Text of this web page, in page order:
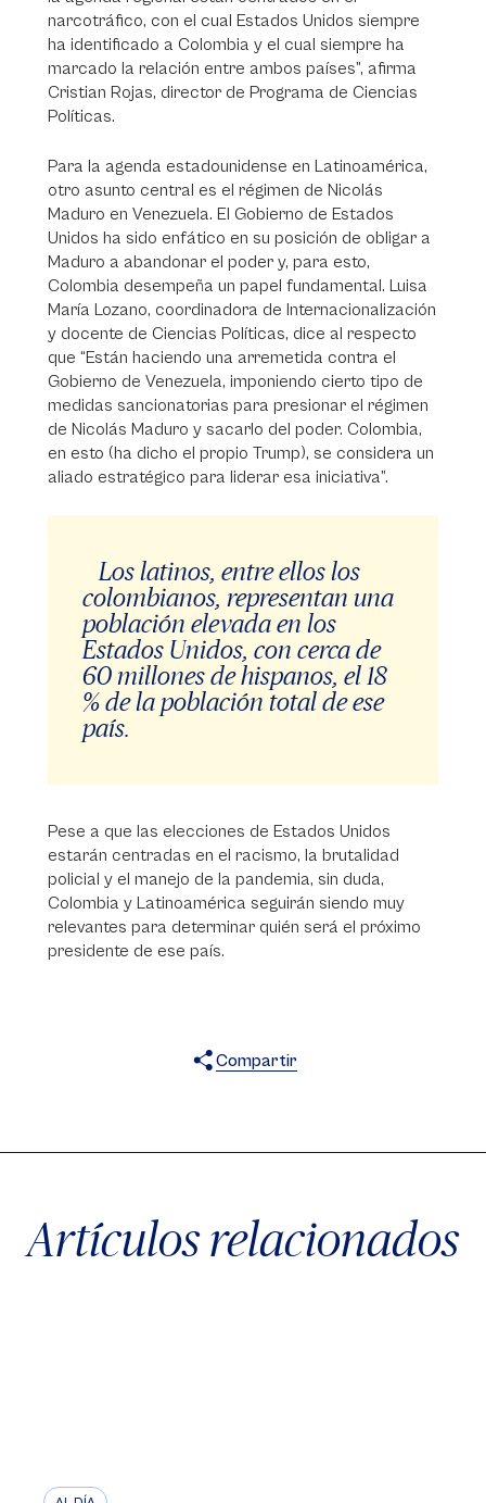
narcotráfico, con el cual Estados Unidos siempre
ha identificado a Colombia y el cual siempre ha
marcado la relación entre ambos países”, afirma
Cristian Rojas, director de Programa de Ciencias
Políticas.
Para la agenda estadounidense en Latinoamérica,
otro asunto central es el régimen de Nicolás
Maduro en Venezuela. El Gobierno de Estados
Unidos ha sido enfático en su posición de obligar a
Maduro a abandonar el poder y, para esto,
Colombia desempeña un papel fundamental. Luisa
María Lozano, coordinadora de Internacionalización
y docente de Ciencias Políticas, dice al respecto
que “Están haciendo una arremetida contra el
Gobierno de Venezuela, imponiendo cierto tipo de
medidas sancionatorias para presionar el régimen
de Nicolás Maduro y sacarlo del poder. Colombia,
en esto (ha dicho el propio Trump), se considera un
aliado estratégico para liderar esa iniciativa”.
Los latinos, entre ellos los
colombianos, representan una
población elevada en los
Estados Unidos, con cerca de
60 millones de hispanos, el 18
% de la población total de ese
país.
Pese a que las elecciones de Estados Unidos
estarán centradas en el racismo, la brutalidad
policial y el manejo de la pandemia, sin duda,
Colombia y Latinoamérica seguirán siendo muy
relevantes para determinar quién será el próximo
presidente de ese país.
Compartir
Artículos relacionados